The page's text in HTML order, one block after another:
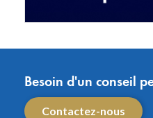
Besoin d'un conseil
Contactez-nous